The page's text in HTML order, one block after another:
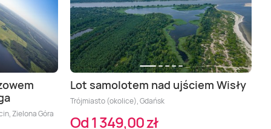
Zielona Góra
Lot samolotem nad ujściem Wisły
Trójmiasto (okolice), Gdańsk
Od 1 349,00 zł